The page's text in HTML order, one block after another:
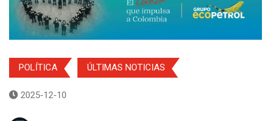
POLÍTICA ÚLTIMAS NOTICIAS
2025-12-10